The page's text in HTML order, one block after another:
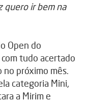
quero ir bem na
Open do
tudo acertado
no próximo mês.
categoria Mini,
a Mirim e